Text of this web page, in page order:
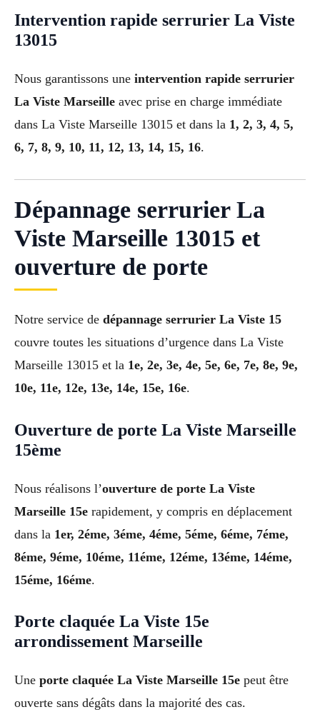
Intervention rapide serrurier La Viste
13015
Nous garantissons une intervention rapide serrurier
La Viste Marseille avec prise en charge immédiate
dans La Viste Marseille 13015 et dans la 1, 2, 3, 4, 5,
6, 7, 8, 9, 10, 11, 12, 13, 14, 15, 16.
Dépannage serrurier La
Viste Marseille 13015 et
ouverture de porte
Notre service de dépannage serrurier La Viste 15
couvre toutes les situations d’urgence dans La Viste
Marseille 13015 et la 1e, 2e, 3e, 4e, 5e, 6e, 7e, 8e, 9e,
10e, 11e, 12e, 13e, 14e, 15e, 16e.
Ouverture de porte La Viste Marseille
15ème
Nous réalisons l’ouverture de porte La Viste
Marseille 15e rapidement, y compris en déplacement
dans la 1er, 2éme, 3éme, 4éme, 5éme, 6éme, 7éme,
8éme, 9éme, 10éme, 11éme, 12éme, 13éme, 14éme,
15éme, 16éme.
Porte claquée La Viste 15e
arrondissement Marseille
Une porte claquée La Viste Marseille 15e peut être
ouverte sans dégâts dans la majorité des cas.